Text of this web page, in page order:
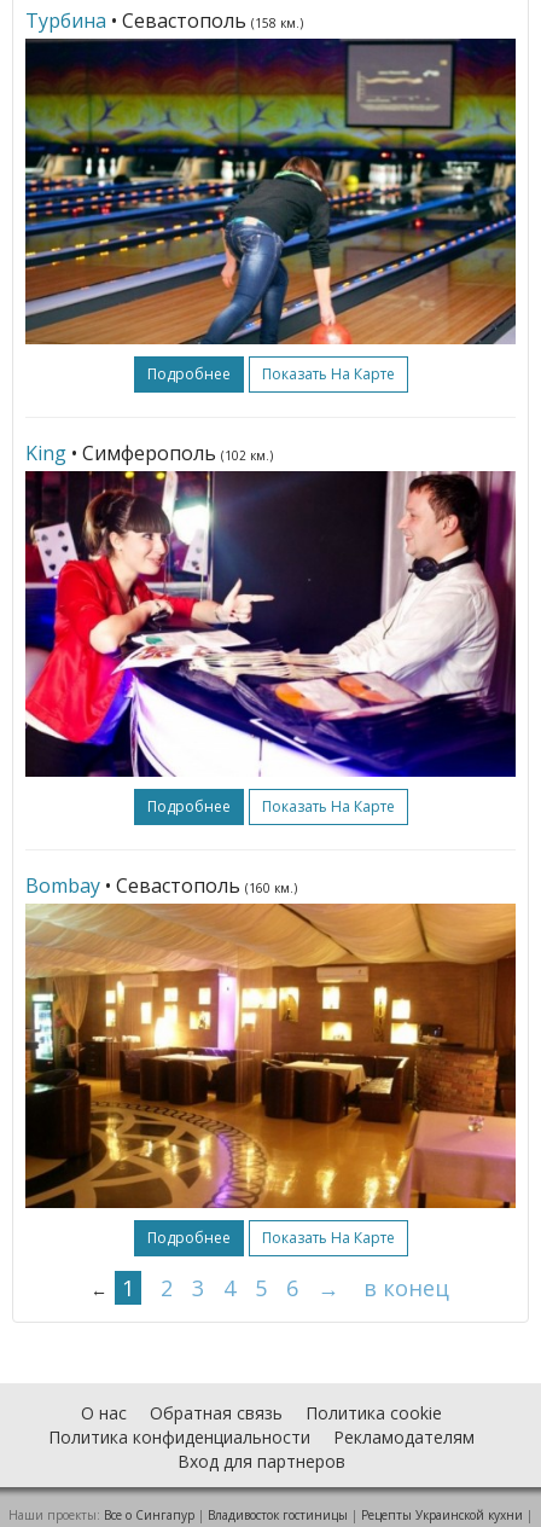
Турбина • Севастополь (158 км.)
Подробнее Показать На Карте
King • Симферополь (102 км.)
Подробнее Показать На Карте
Bombay • Севастополь (160 км.)
Подробнее Показать На Карте
← 1 2 3 4 5 6 → в конец
О нас Обратная связь
Политика cookie
Политика конфиденциальности
Рекламодателям
Вход для партнеров
Наши проекты: Все о Cингапур | Владивосток гостиницы | Рецепты Украинской кухни |